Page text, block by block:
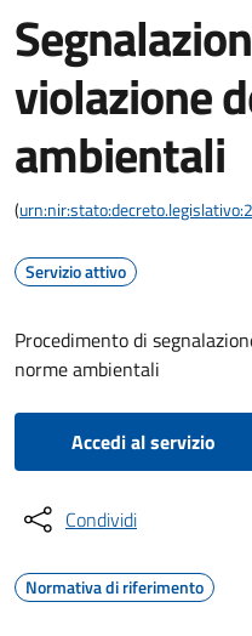
violazione
ambientali
(
Servizio attivo
Procedimento di
norme ambientali
Accedi al servizio
Condividi
Normativa di riferimento